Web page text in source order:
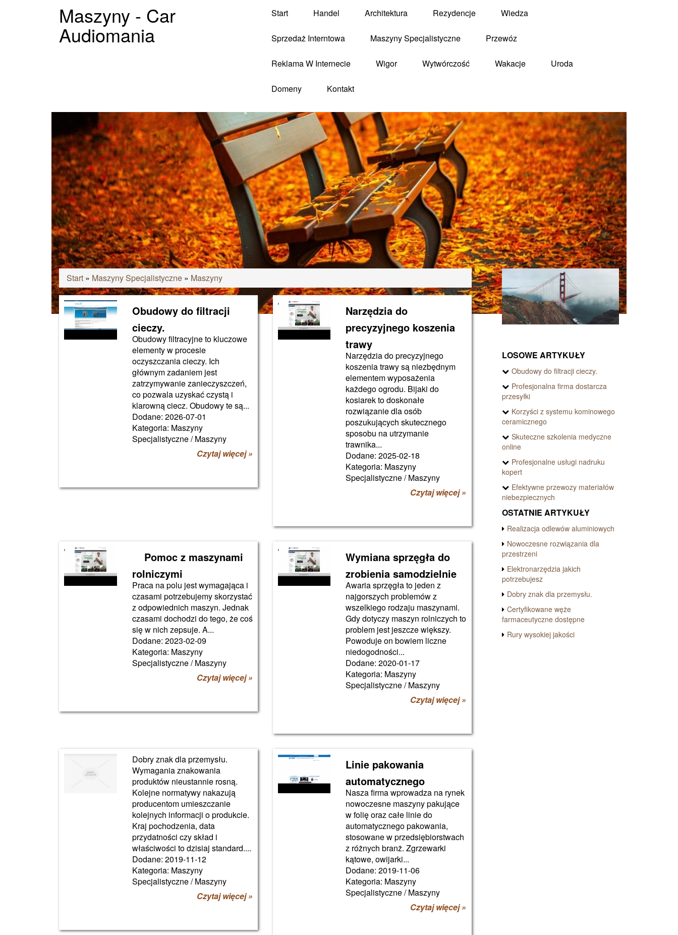
Maszyny - Car
Audiomania
Start Handel Architektura Rezydencje Wiedza
Sprzedaż Interntowa Maszyny Specjalistyczne Przewóz
Reklama W Internecie Wigor Wytwórczość Wakacje Uroda
Domeny Kontakt
Start » Maszyny Specjalistyczne » Maszyny
Obudowy do filtracji
cieczy.
Obudowy filtracyjne to kluczowe
elementy w procesie
oczyszczania cieczy. Ich
głównym zadaniem jest
zatrzymywanie zanieczyszczeń,
co pozwala uzyskać czystą i
klarowną ciecz. Obudowy te są...
Dodane: 2026-07-01
Kategoria: Maszyny
Specjalistyczne / Maszyny
Czytaj więcej »
Narzędzia do
precyzyjnego koszenia
trawy
Narzędzia do precyzyjnego
koszenia trawy są niezbędnym
elementem wyposażenia
każdego ogrodu. Bijaki do
kosiarek to doskonałe
rozwiązanie dla osób
poszukujących skutecznego
sposobu na utrzymanie
trawnika...
Dodane: 2025-02-18
Kategoria: Maszyny
Specjalistyczne / Maszyny
Czytaj więcej »
Pomoc z maszynami
rolniczymi
Praca na polu jest wymagająca i
czasami potrzebujemy skorzystać
z odpowiednich maszyn. Jednak
czasami dochodzi do tego, że coś
się w nich zepsuje. A...
Dodane: 2023-02-09
Kategoria: Maszyny
Specjalistyczne / Maszyny
Czytaj więcej »
Wymiana sprzęgła do
zrobienia samodzielnie
Awaria sprzęgła to jeden z
najgorszych problemów z
wszelkiego rodzaju maszynami.
Gdy dotyczy maszyn rolniczych to
problem jest jeszcze większy.
Powoduje on bowiem liczne
niedogodności...
Dodane: 2020-01-17
Kategoria: Maszyny
Specjalistyczne / Maszyny
Czytaj więcej »
Dobry znak dla przemysłu.
Wymagania znakowania
produktów nieustannie rosną.
Kolejne normatywy nakazują
producentom umieszczanie
kolejnych informacji o produkcie.
Kraj pochodzenia, data
przydatności czy skład i
właściwości to dzisiaj standard....
Dodane: 2019-11-12
Kategoria: Maszyny
Specjalistyczne / Maszyny
Czytaj więcej »
Linie pakowania
automatycznego
Nasza firma wprowadza na rynek
nowoczesne maszyny pakujące
w folię oraz całe linie do
automatycznego pakowania,
stosowane w przedsiębiorstwach
z różnych branż. Zgrzewarki
kątowe, owijarki...
Dodane: 2019-11-06
Kategoria: Maszyny
Specjalistyczne / Maszyny
Czytaj więcej »
LOSOWE ARTYKUŁY
Obudowy do filtracji cieczy.
Profesjonalna firma dostarcza
przesyłki
Korzyści z systemu kominowego
ceramicznego
Skuteczne szkolenia medyczne
online
Profesjonalne usługi nadruku
kopert
Efektywne przewozy materiałów
niebezpiecznych
OSTATNIE ARTYKUŁY
Realizacja odlewów aluminiowych
Nowoczesne rozwiązania dla
przestrzeni
Elektronarzędzia jakich
potrzebujesz
Dobry znak dla przemysłu.
Certyfikowane węże
farmaceutyczne dostępne
Rury wysokiej jakości